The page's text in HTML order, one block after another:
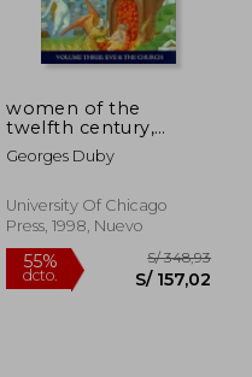
women of the
twelfth century,
volume 3: eve and
the church (en
Georges Duby
University Of Chicago
Press, 1998, Nuevo